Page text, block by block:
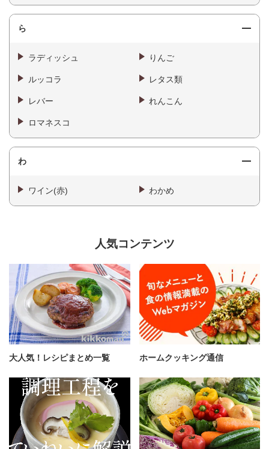
ら
ラディッシュ りんご
ルッコラ レタス類
レバー れんこん
ロマネスコ
わ
ワイン(赤) わかめ
人気コンテンツ
大人気！レシピまとめ一覧 ホームクッキング通信